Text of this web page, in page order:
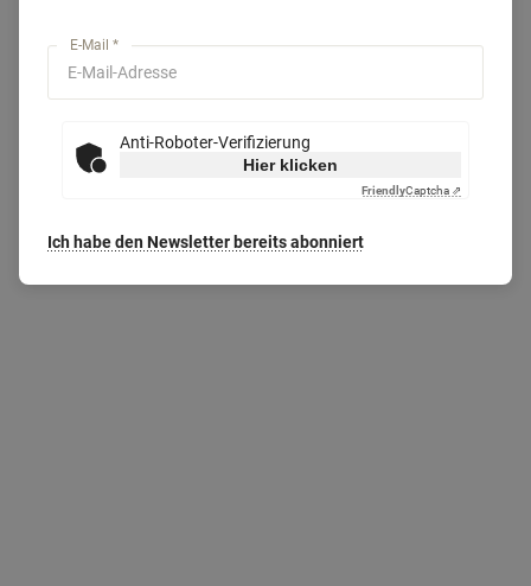
E-Mail *
Anti-Roboter-Verifizierung
Hier klicken
FriendlyCaptcha ⇗
Ich habe den Newsletter bereits abonniert